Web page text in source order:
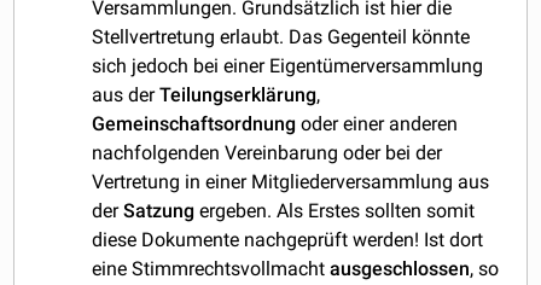
Versammlungen. Grundsätzlich ist hier die
Stellvertretung erlaubt. Das Gegenteil könnte
sich jedoch bei einer Eigentümerversammlung
aus derTeilungserklärung,
Gemeinschaftsordnung oder einer anderen
nachfolgenden Vereinbarung oder bei der
Vertretung in einer Mitgliederversammlung aus
derSatzung ergeben. Als Erstes sollten somit
diese Dokumente nachgeprüft werden! Ist dort
eine Stimmrechtsvollmachtausgeschlossen, so